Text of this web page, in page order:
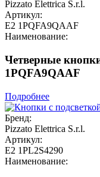
Pizzato Elettrica S.r.l.
Артикул:
E2 1PQFA9QAAF
Наименование:
Четверные
1PQFA9QAAF
Подробнее
Бренд:
Pizzato Elettrica S.r.l.
Артикул:
E2 1PL2S4290
Наименование: